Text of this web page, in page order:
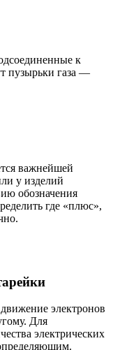
к
пузырьки газа —
важнейшей
у изделий
обозначения
где «плюс»,
электронов
Для
электрических